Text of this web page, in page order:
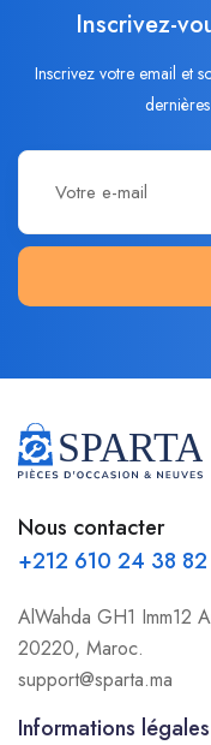
Inscrivez-
Inscrivez votre email et
Nous contacter
+212 610 24 38 82
AlWahda GH1 Imm12
20220, Maroc.
support@sparta.ma
Informations légales